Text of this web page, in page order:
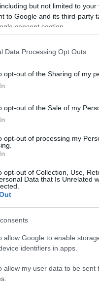
but not limited to
to Google and its third-party
consent section.
Data Processing Opt Outs
opt-out of the Sharing of my
opt-out of the Sale of my
opt-out of processing my
opt-out of Collection, Use,
Data that Is Unrelated
allow Google to enable
identifiers in apps.
allow my user data to be
il paese in
Dominique
è considerata una
valore in precedenti
un atleta da
e al talento